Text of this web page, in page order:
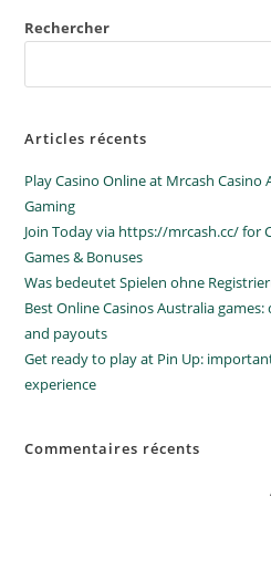
Rechercher
Articles récents
Play Casino Online at Mrcash Casino
Gaming
Join Today via https://mrcash.cc/ for
Games & Bonuses
Was bedeutet Spielen ohne
Best Online Casinos Australia
and payouts
Get ready to play at Pin Up:
experience
Commentaires récents